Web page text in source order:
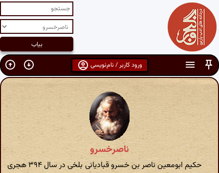
ورود کاربر / نام‌نویسی
ناصرخسرو
حکیم ابومعین ناصر بن خسرو قبادیانی بلخی در سال ۳۹۴ هجری